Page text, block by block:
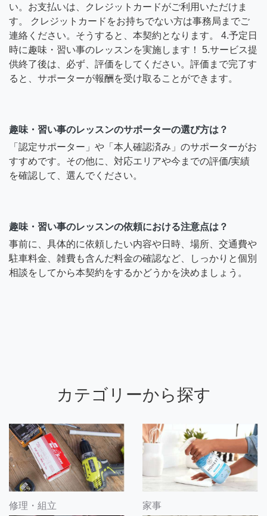
い。お支払いは、クレジットカードがご利用いただけま
す。 クレジットカードをお持ちでない方は事務局までご
連絡ください。そうすると、本契約となります。 4.予定日
時に趣味・習い事のレッスンを実施します！ 5.サービス提
供終了後は、必ず、評価をしてください。評価まで完了す
ると、サポーターが報酬を受け取ることができます。
趣味・習い事のレッスンのサポーターの選び方は？
「認定サポーター」や「本人確認済み」のサポーターがお
すすめです。その他に、対応エリアや今までの評価/実績
を確認して、選んでください。
趣味・習い事のレッスンの依頼における注意点は？
事前に、具体的に依頼したい内容や日時、場所、交通費や
駐車料金、雑費も含んだ料金の確認など、しっかりと個別
相談をしてから本契約をするかどうかを決めましょう。
カテゴリーから探す
修理・組立 家事